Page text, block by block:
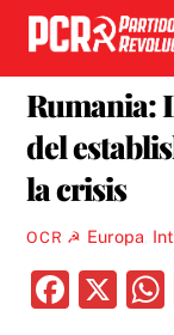
Skip
content
Rumania:
del
la crisis
OCR ☭ Europa
F
X